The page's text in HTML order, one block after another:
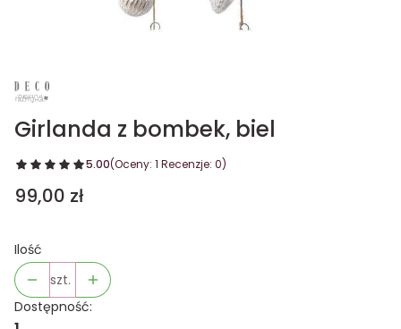
Girlanda z bombek, biel
5.00(Oceny: 1 Recenzje: 0)
Cena
99,00 zł
Ilość
szt.
Dostępność: